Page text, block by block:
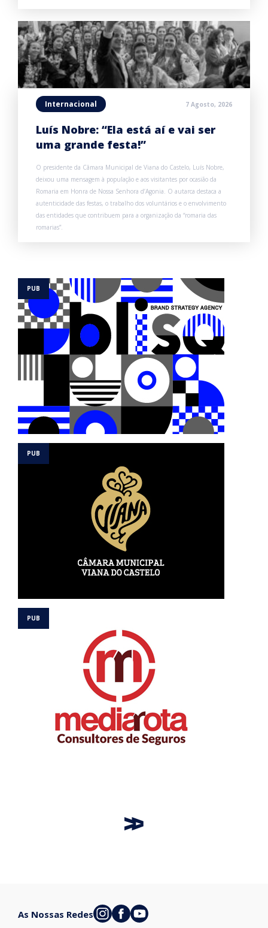
Internacional 7 Agosto, 2026
Luís Nobre: “Ela está aí e vai ser
uma grande festa!”
O presidente da Câmara Municipal de Viana do Castelo, Luís Nobre,
deixou uma mensagem à população e aos visitantes por ocasião da
Romaria em Honra de Nossa Senhora d’Agonia. O autarca destaca a
autenticidade das festas, o trabalho dos voluntários e o envolvimento
das entidades que contribuem para a organização da “romaria das
romarias”.
As Nossas Redes